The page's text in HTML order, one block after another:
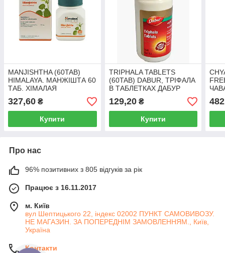
MANJISHTHA (60TAB)
HIMALAYA. МАНЖІШТА 60
ТАБ. ХІМАЛАЯ
327,60 ₴
Купити
TRIPHALA TABLETS
(60TAB) DABUR, ТРІФАЛА
В ТАБЛЕТКАХ ДАБУР
129,20₴
Купити
Про нас
96% позитивних з 805 відгуків за рік
Працює з 16.11.2017
м. Київ
вул Шептицького 22, індекс 02002 ПУНКТ САМОВИВОЗУ.
НЕ МАГАЗИН. ЗА ПОПЕРЕДНІМ ЗАМОВЛЕННЯМ., Київ,
Україна
Контакти